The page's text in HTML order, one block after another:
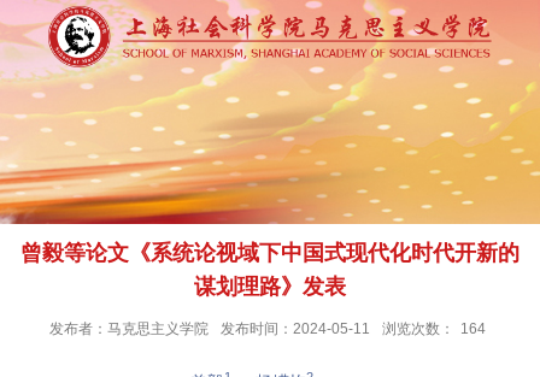
曾毅等论文《系统论视域下中国式现代化时代开新的
谋划理路》发表
发布者：马克思主义学院 发布时间：2024-05-11 浏览次数： 164